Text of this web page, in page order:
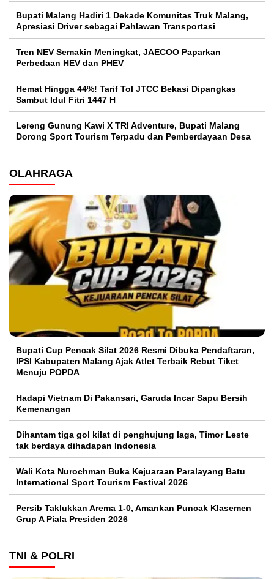
Bupati Malang Hadiri 1 Dekade Komunitas Truk Malang,
Apresiasi Driver sebagai Pahlawan Transportasi
Tren NEV Semakin Meningkat, JAECOO Paparkan
Perbedaan HEV dan PHEV
Hemat Hingga 44%! Tarif Tol JTCC Bekasi Dipangkas
Sambut Idul Fitri 1447 H
Lereng Gunung Kawi X TRI Adventure, Bupati Malang
Dorong Sport Tourism Terpadu dan Pemberdayaan Desa
OLAHRAGA
Bupati Cup Pencak Silat 2026 Resmi Dibuka Pendaftaran,
IPSI Kabupaten Malang Ajak Atlet Terbaik Rebut Tiket
Menuju POPDA
Hadapi Vietnam Di Pakansari, Garuda Incar Sapu Bersih
Kemenangan
Dihantam tiga gol kilat di penghujung laga, Timor Leste
tak berdaya dihadapan Indonesia
Wali Kota Nurochman Buka Kejuaraan Paralayang Batu
International Sport Tourism Festival 2026
Persib Taklukkan Arema 1-0, Amankan Puncak Klasemen
Grup A Piala Presiden 2026
TNI & POLRI